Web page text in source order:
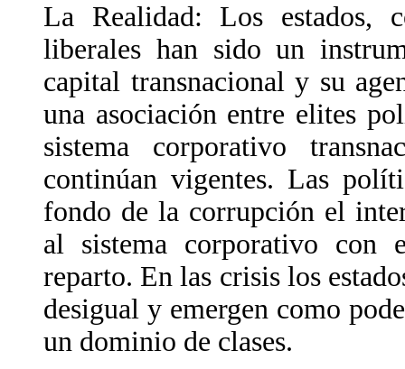
La Realidad: Los estados,
liberales han sido un
capital transnacional y su
una asociación entre elites
sistema corporativo
continúan vigentes. Las
fondo de la corrupción el
al sistema corporativo con
reparto. En las crisis los
desigual y emergen como
un dominio de clases.